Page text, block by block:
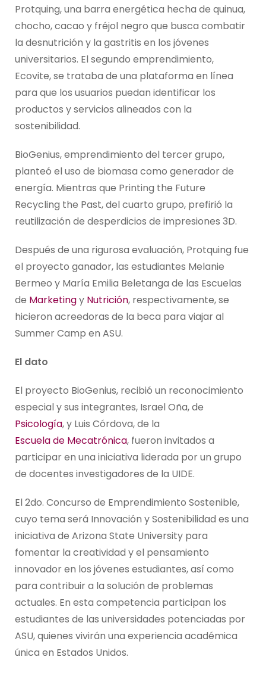
Protquing, una barra energética hecha de quinua,
chocho, cacao y fréjol negro que busca combatir
la desnutrición y la gastritis en los jóvenes
universitarios. El segundo emprendimiento,
Ecovite, se trataba de una plataforma en línea
para que los usuarios puedan identificar los
productos y servicios alineados con la
sostenibilidad.
BioGenius, emprendimiento del tercer grupo,
planteó el uso de biomasa como generador de
energía. Mientras que Printing the Future
Recycling the Past, del cuarto grupo, prefirió la
reutilización de desperdicios de impresiones 3D.
Después de una rigurosa evaluación, Protquing fue
el proyecto ganador, las estudiantes Melanie
Bermeo y María Emilia Beletanga de las Escuelas
de Marketingy Nutrición, respectivamente, se
hicieron acreedoras de la beca para viajar al
Summer Camp en ASU.
El dato
El proyecto BioGenius, recibió un reconocimiento
especial y sus integrantes, Israel Oña, de
Psicología, y Luis Córdova, de la
Escuela de Mecatrónica, fueron invitados a
participar en una iniciativa liderada por un grupo
de docentes investigadores de la UIDE.
El 2do. Concurso de Emprendimiento Sostenible,
cuyo tema será Innovación y Sostenibilidad es una
iniciativa de Arizona State University para
fomentar la creatividad y el pensamiento
innovador en los jóvenes estudiantes, así como
para contribuir a la solución de problemas
actuales. En esta competencia participan los
estudiantes de las universidades potenciadas por
ASU, quienes vivirán una experiencia académica
única en Estados Unidos.